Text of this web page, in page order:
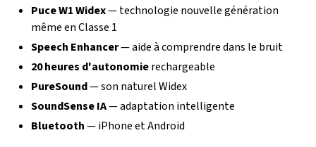
Puce W1 Widex— technologie nouvelle génération
même en Classe 1
Speech Enhancer— aide à comprendre dans le bruit
20 heures d'autonomierechargeable
PureSound— son naturel Widex
SoundSense IA— adaptation intelligente
Bluetooth— iPhone et Android